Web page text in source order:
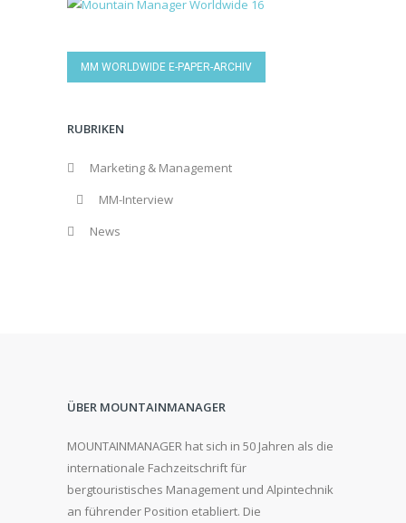
MM WORLDWIDE E-PAPER-ARCHIV
RUBRIKEN
Marketing & Management
MM-Interview
News
ÜBER MOUNTAINMANAGER
MOUNTAINMANAGER hat sich in 50 Jahren als die
internationale Fachzeitschrift für
bergtouristisches Management und Alpintechnik
an führender Position etabliert. Die